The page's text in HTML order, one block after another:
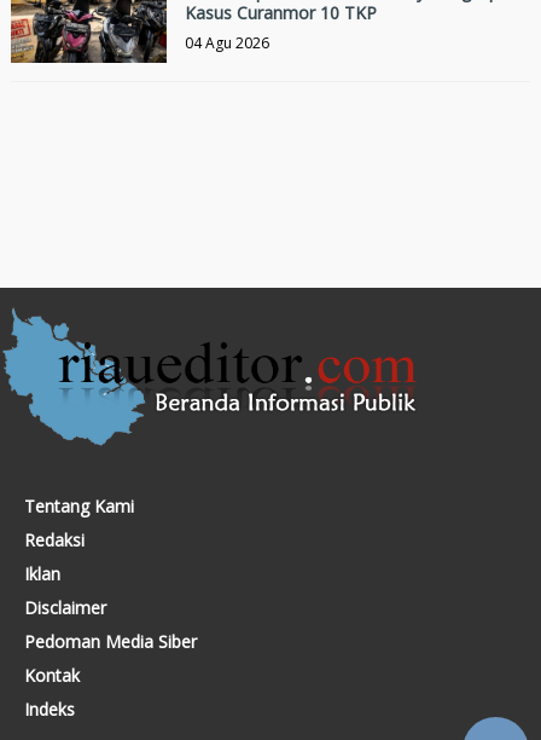
Kasus Curanmor 10 TKP
04 Agu 2026
Tentang Kami
Redaksi
Iklan
Disclaimer
Pedoman Media Siber
Kontak
Indeks